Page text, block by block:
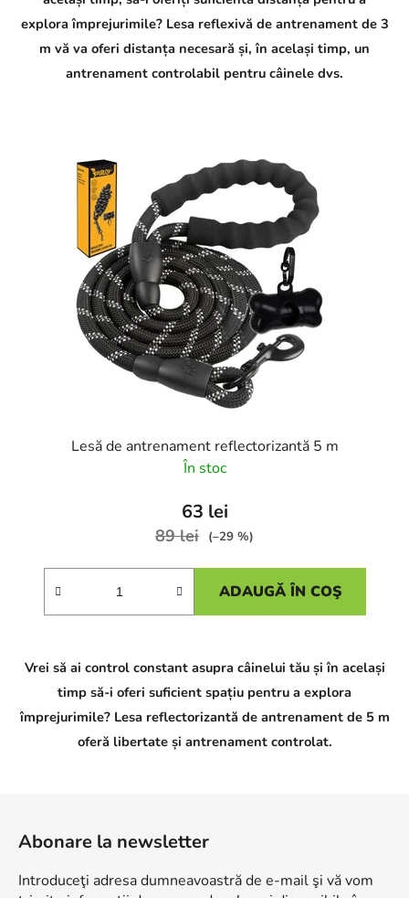
explora împrejurimile? Lesa reflexivă de antrenament de 3
m vă va oferi distanța necesară și, în același timp, un
antrenament controlabil pentru câinele dvs.
Lesă de antrenament reflectorizantă 5 m
În stoc
63 lei
89 lei (–29 %)
ADAUGĂ ÎN COŞ
Vrei să ai control constant asupra câinelui tău și în același
timp să-i oferi suficient spațiu pentru a explora
împrejurimile? Lesa reflectorizantă de antrenament de 5 m
oferă libertate și antrenament controlat.
Abonare la newsletter
Introduceţi adresa dumneavoastră de e-mail şi vă vom